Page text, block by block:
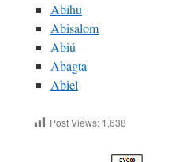
Abihu
Abisalom
Abiú
Abagta
Abiel
Post Views: 1,638